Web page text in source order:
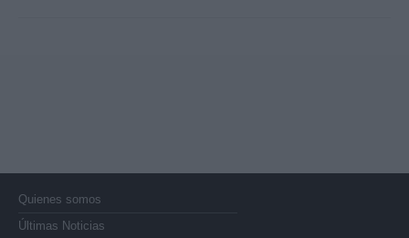
Quienes somos
Últimas Noticias